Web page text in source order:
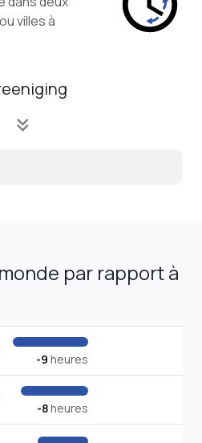
villes à
keyboard_double_arrow_down
par rapport à
-9 heures
-8heures